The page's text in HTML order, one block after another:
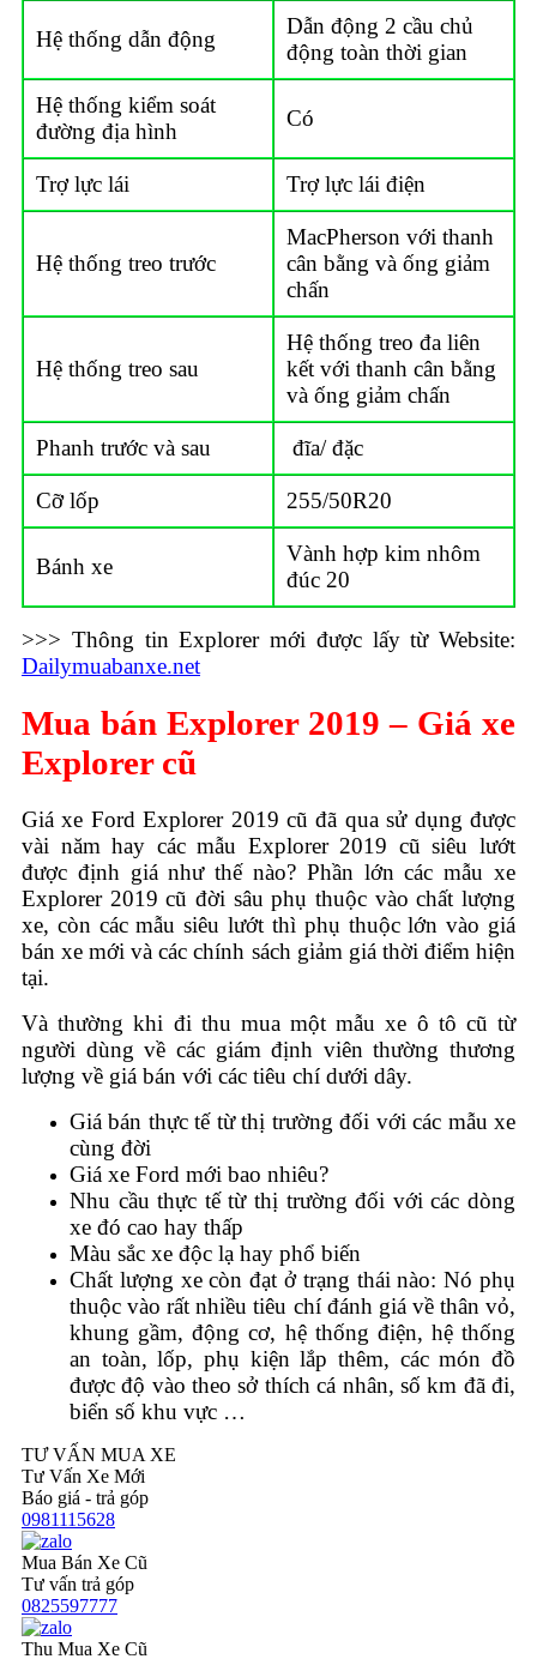
Hệ thống dẫn động
Dẫn động 2 cầu chủ
động toàn thời gian
Hệ thống kiểm soát
đường địa hình
Có
Trợ lực lái Trợ lực lái điện
Hệ thống treo trước
MacPherson với thanh
cân bằng và ống giảm
chấn
Hệ thống treo sau
Hệ thống treo đa liên
kết với thanh cân bằng
và ống giảm chấn
Phanh trước và sau đĩa/ đặc
Cỡ lốp 255/50R20
Bánh xe
Vành hợp kim nhôm
đúc 20
>>> Thông tin Explorer mới được lấy từ Website:
Dailymuabanxe.net
Mua bán Explorer 2019 – Giá xe
Explorer cũ
Giá xe Ford Explorer 2019 cũ đã qua sử dụng được
vài năm hay các mẫu Explorer 2019 cũ siêu lướt
được định giá như thế nào? Phần lớn các mẫu xe
Explorer 2019 cũ đời sâu phụ thuộc vào chất lượng
xe, còn các mẫu siêu lướt thì phụ thuộc lớn vào giá
bán xe mới và các chính sách giảm giá thời điểm hiện
tại.
Và thường khi đi thu mua một mẫu xe ô tô cũ từ
người dùng về các giám định viên thường thương
lượng về giá bán với các tiêu chí dưới dây.
Giá bán thực tế từ thị trường đối với các mẫu xe
cùng đời
Giá xe Ford mới bao nhiêu?
Nhu cầu thực tế từ thị trường đối với các dòng
xe đó cao hay thấp
Màu sắc xe độc lạ hay phổ biến
Chất lượng xe còn đạt ở trạng thái nào: Nó phụ
thuộc vào rất nhiều tiêu chí đánh giá về thân vỏ,
khung gầm, động cơ, hệ thống điện, hệ thống
an toàn, lốp, phụ kiện lắp thêm, các món đồ
được độ vào theo sở thích cá nhân, số km đã đi,
biển số khu vực …
TƯ VẤN MUA XE
Tư Vấn Xe Mới
Báo giá - trả góp
0981115628
Mua Bán Xe Cũ
Tư vấn trả góp
0825597777
Thu Mua Xe Cũ